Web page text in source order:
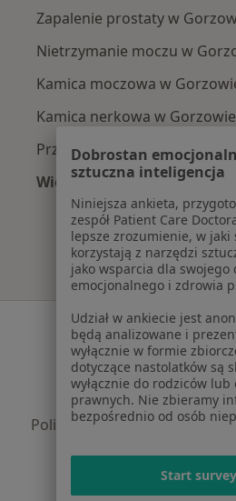
Zapalenie prostaty w
Nietrzymanie moczu w
Kamica moczowa w
Kamica nerkowa w
Przerost prostaty w
Więcej (15)
Więcej w kategorii:
Serwis
Polityka prywatności
Polityka prywatności
Polityka prywatności dla
Polityka
Dobrostan
sztuczna inteligencja
Niniejsza ankieta,
zespół Patient Care
lepsze zrozumienie, w jaki
korzystają z narzędzi
jako wsparcia dla swojego
emocjonalnego i zdrowia
Udział w ankiecie jest
będą analizowane i
wyłącznie w formie
dotyczące nastolatków są
wyłącznie do rodziców lub
prawnych. Nie zbieramy
bezpośrednio od osób
Start survey